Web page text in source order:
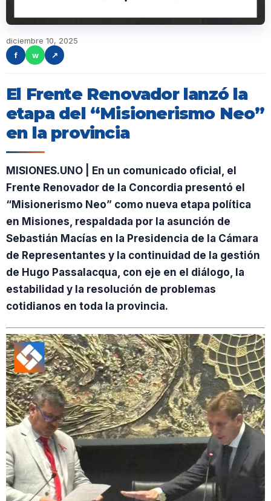
diciembre 10, 2025
f
w ↗
El Frente Renovador lanzó la
etapa del “Misionerismo Neo”
en la provincia
MISIONES.UNO | En un comunicado oficial, el
Frente Renovador de la Concordia presentó el
“Misionerismo Neo” como nueva etapa política
en Misiones, respaldada por la asunción de
Sebastián Macías en la Presidencia de la Cámara
de Representantes y la continuidad de la gestión
de Hugo Passalacqua, con eje en el diálogo, la
estabilidad y la resolución de problemas
cotidianos en toda la provincia.